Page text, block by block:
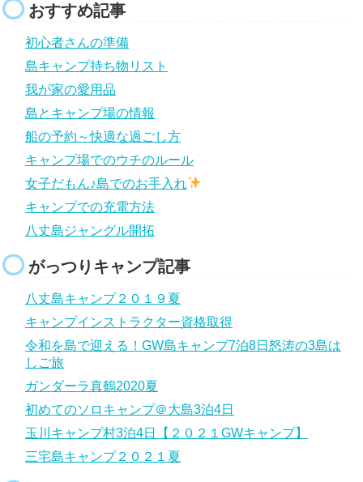
おすすめ記事
初心者さんの準備
島キャンプ持ち物リスト
我が家の愛用品
島とキャンプ場の情報
船の予約～快適な過ごし方
キャンプ場でのウチのルール
女子だもん♪島でのお手入れ
キャンプでの充電方法
八丈島ジャングル開拓
がっつりキャンプ記事
八丈島キャンプ２０１９夏
キャンプインストラクター資格取得
令和を島で迎える！GW島キャンプ7泊8日怒涛の3島は
しご旅
ガンダーラ真鶴2020夏
初めてのソロキャンプ＠大島3泊4日
玉川キャンプ村3泊4日【２０２１GWキャンプ】
三宅島キャンプ２０２１夏